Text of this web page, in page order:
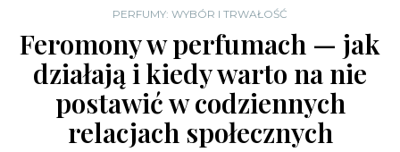
PERFUMY: WYBÓR I TRWAŁOŚĆ
Feromony w perfumach — jak
działają i kiedy warto na nie
postawić w codziennych
relacjach społecznych